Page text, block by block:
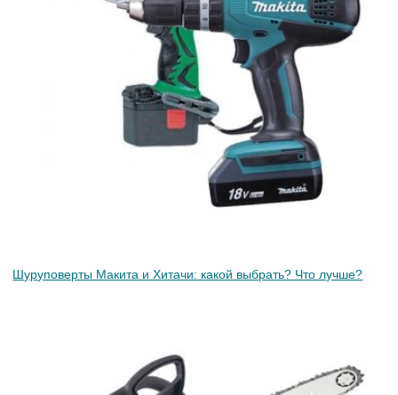
Шуруповерты Макита и Хитачи: какой выбрать? Что лучше?